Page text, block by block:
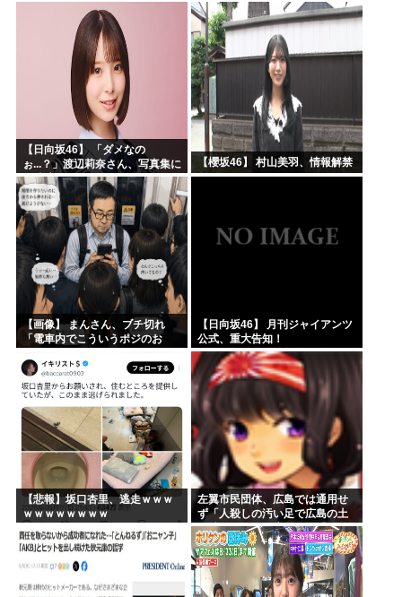
意した「1通の通知」
【日向坂46】 「ダメなの
ぉ...？」渡辺莉奈さん、写真集に
興味津々
【櫻坂46】 村山美羽、情報解禁
【画像】 まんさん、ブチ切れ
「電車内でこういうポジのお
【日向坂46】 月刊ジャイアンツ
公式、重大告知！
【悲報】坂口杏里、逃走ｗｗｗ
ｗｗｗｗｗｗｗｗ
左翼市民団体、広島では通用せ
ず「人殺しの汚い足で広島の土
を踏むな！」→広島県民「お前
らの方が汚いんじゃ！」「ワシ
らが広島県民じゃ」